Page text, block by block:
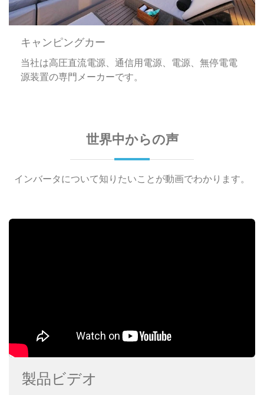
キャンピングカー
当社は高圧直流電源、通信用電源、電源、無停電電
源装置の専門メーカーです。
世界中からの声
インバータについて知りたいことが動画でわかります。
製品ビデオ